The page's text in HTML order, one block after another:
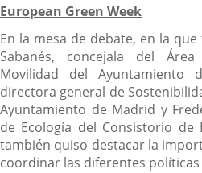
European Green Week
En la mesa de debate, en la
Sabanés, concejala del
Movilidad del Ayuntamiento
directora general de
Ayuntamiento de Madrid y
de Ecología del Consistorio de
también quiso destacar la
coordinar las diferentes